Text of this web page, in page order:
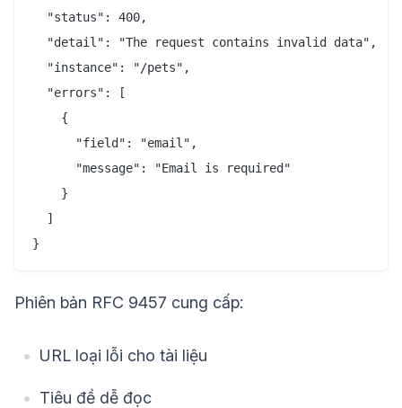
  "status": 400,
  "detail": "The request contains invalid data",
  "instance": "/pets",
  "errors": [
    {
      "field": "email",
      "message": "Email is required"
    }
  ]
Phiên bản RFC 9457 cung cấp:
URL loại lỗi cho tài liệu
Tiêu đề dễ đọc